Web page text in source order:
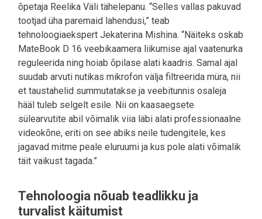
õpetaja Reelika Väli tähelepanu. “Selles vallas pakuvad
tootjad üha paremaid lahendusi,” teab
tehnoloogiaekspert Jekaterina Mishina. “Näiteks oskab
MateBook D 16 veebikaamera liikumise ajal vaatenurka
reguleerida ning hoiab õpilase alati kaadris. Samal ajal
suudab arvuti nutikas mikrofon välja filtreerida müra, nii
et taustahelid summutatakse ja veebitunnis osaleja
hääl tuleb selgelt esile. Nii on kaasaegsete
sülearvutite abil võimalik viia läbi alati professionaalne
videokõne, eriti on see abiks neile tudengitele, kes
jagavad mitme peale eluruumi ja kus pole alati võimalik
täit vaikust tagada.”
Tehnoloogia nõuab teadlikku ja
turvalist käitumist